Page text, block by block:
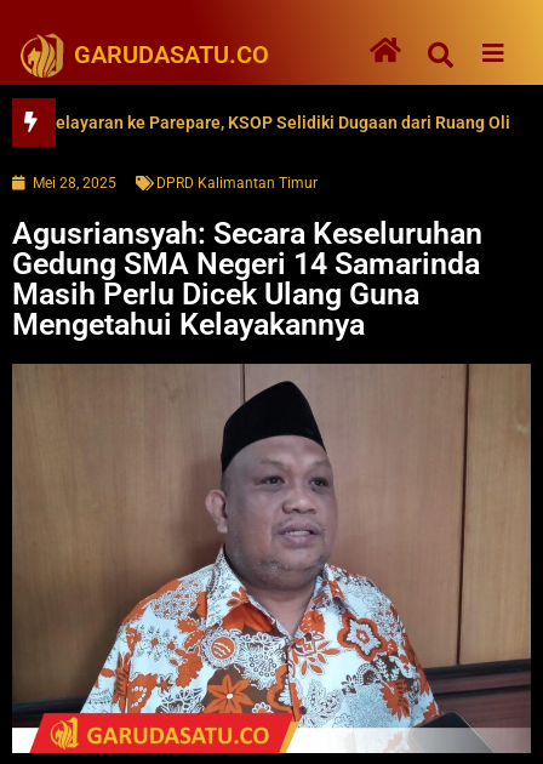
GARUDASATU.CO
ke Parepare, KSOP Selidiki Dugaan dari Ruang Oli
Mei 28, 2025 DPRD Kalimantan Timur
Agusriansyah: Secara Keseluruhan
Gedung SMA Negeri 14 Samarinda
Masih Perlu Dicek Ulang Guna
Mengetahui Kelayakannya